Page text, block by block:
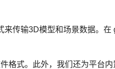
传输3D模型和场景数据。在
格式。此外，我们还为平台